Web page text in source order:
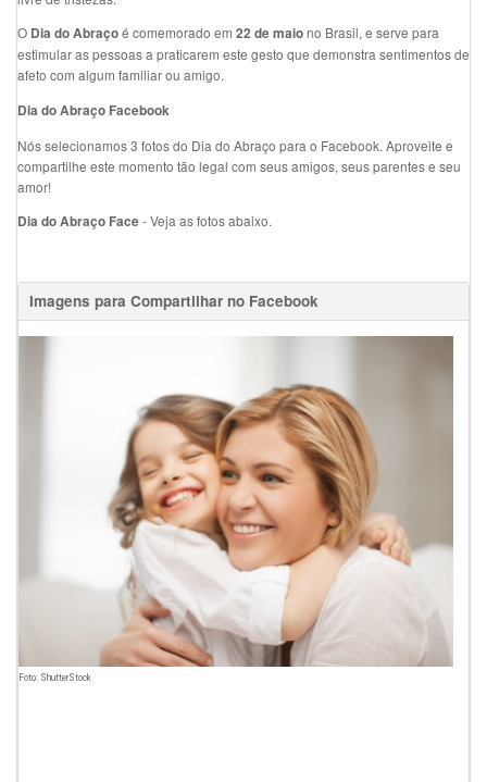
O Dia do Abraçoé comemorado em 22 de maiono Brasil, e serve para
estimular as pessoas a praticarem este gesto que demonstra sentimentos de
afeto com algum familiar ou amigo.
Dia do Abraço Facebook
Nós selecionamos 3 fotos do Dia do Abraço para o Facebook. Aproveite e
compartilhe este momento tão legal com seus amigos, seus parentes e seu
amor!
Dia do Abraço Face- Veja as fotos abaixo.
Imagens para Compartilhar no Facebook
Foto: ShutterStock